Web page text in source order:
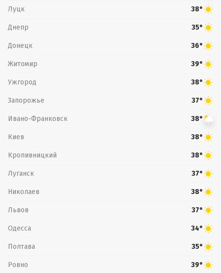
Луцк 38°
Днепр 35°
Донецк 36°
Житомир 39°
Ужгород 38°
Запорожье 37°
Ивано-Франковск 38°
Киев 38°
Кропивницкий 38°
Луганск 37°
Николаев 38°
Львов 37°
Одесса 34°
Полтава 35°
Ровно 39°